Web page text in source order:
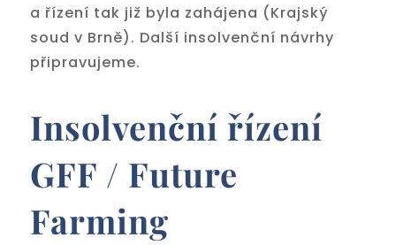
a řízení tak již byla zahájena (Krajský
soud v Brně). Další insolvenční návrhy
připravujeme.
Insolvenční řízení
GFF / Future
Farming